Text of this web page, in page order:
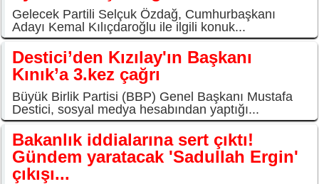
Gelecek Partili Selçuk Özdağ, Cumhurbaşkanı
Adayı Kemal Kılıçdaroğlu ile ilgili konuk...
Destici’den Kızılay'ın Başkanı
Kınık’a 3.kez çağrı
Büyük Birlik Partisi (BBP) Genel Başkanı Mustafa
Destici, sosyal medya hesabından yaptığı...
Bakanlık iddialarına sert çıktı!
Gündem yaratacak 'Sadullah Ergin'
çıkışı...